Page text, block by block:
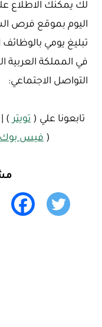
لك يمكنك الاطلاع
اليوم بموقع فرص
تبليغ يومي
في المملكة العربية
التواصل الاجتماعي:
تابعونا علي ( تويتر ) |
( فيس بوك